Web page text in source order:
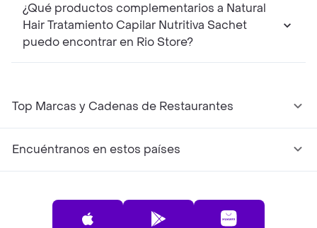
¿Qué productos complementarios a Natural
Hair Tratamiento Capilar Nutritiva Sachet
puedo encontrar en Rio Store?
Top Marcas y Cadenas de Restaurantes
Encuéntranos en estos países